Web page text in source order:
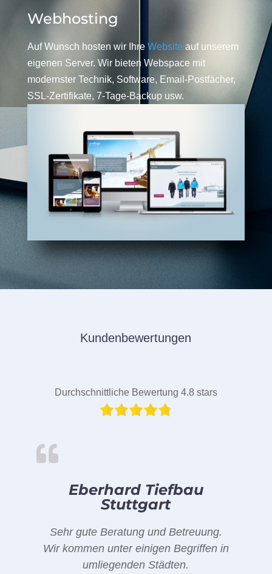
Webhosting
Auf Wunsch hosten wir Ihre Website auf unserem
eigenen Server. Wir bieten Webspace mit
modernster Technik, Software, Email-Postfächer,
SSL-Zertifikate, 7-Tage-Backup usw.
Kundenbewertungen
Durchschnittliche Bewertung 4.8 stars
Eberhard Tiefbau
Stuttgart
Sehr gute Beratung und Betreuung.
Wir kommen unter einigen Begriffen in
umliegenden Städten.